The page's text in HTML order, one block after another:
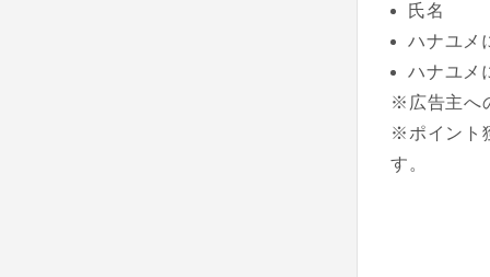
氏名
ハナユメ
ハナユメ
※広告主へ
※ポイント
す。